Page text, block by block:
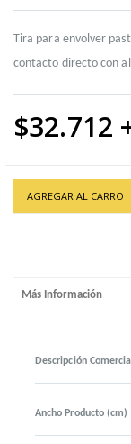
Tira para envolver
contacto directo con
$32.712
AGREGAR AL CARRO
Más Información
Descripción Comercial
Ancho Producto (cm)